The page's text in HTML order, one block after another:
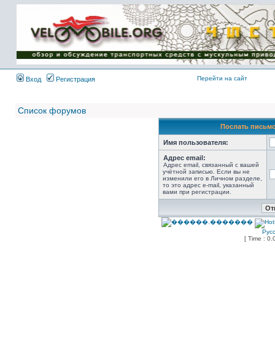
Имя пользователя:
Пароль:
{ LOG_ME_IN_SHORT
}
Вход
Регистрация Перейти на сайт
Список форумов
Послать
Имя пользователя:
Адрес email:
Адрес email, связанный с вашей
учётной записью. Если вы не
изменили его в Личном разделе,
то это адрес e-mail, указанный
вами при регистрации.
[ Time :